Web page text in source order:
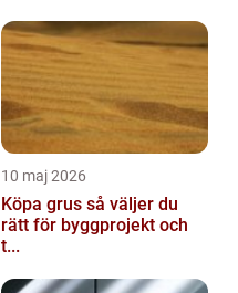
10 maj 2026
Köpa grus så väljer du
rätt för byggprojekt och
t...